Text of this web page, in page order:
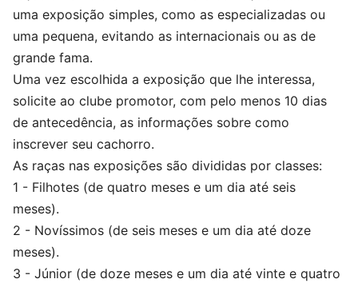
uma exposição simples, como as especializadas ou
uma pequena, evitando as internacionais ou as de
grande fama.
Uma vez escolhida a exposição que lhe interessa,
solicite ao clube promotor, com pelo menos 10 dias
de antecedência, as informações sobre como
inscrever seu cachorro.
As raças nas exposições são divididas por classes:
1 - Filhotes (de quatro meses e um dia até seis
meses).
2 - Novíssimos (de seis meses e um dia até doze
meses).
3 - Júnior (de doze meses e um dia até vinte e quatro